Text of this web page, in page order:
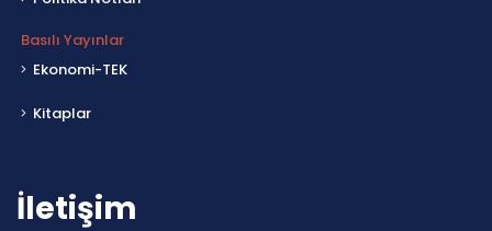
Basılı Yayınlar
Ekonomi-TEK
Kitaplar
İletişim